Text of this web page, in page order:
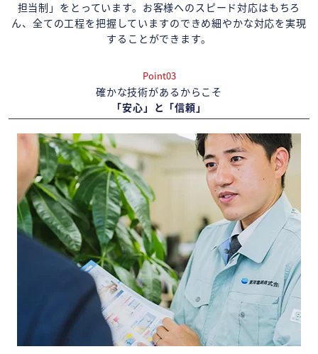
担当制」をとっています。お客様へのスピード対応はもちろ
ん、全ての工程を把握していますのできめ細やかな対応を実現
することができます。
Point03
確かな技術があるからこそ
「安心」と「信頼」